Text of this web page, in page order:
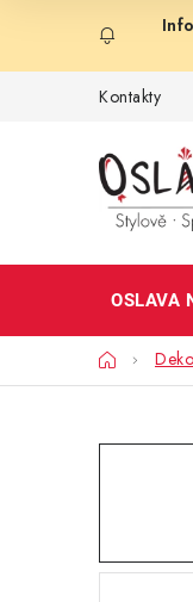
obsah
Kontakty
OSLAVA
Domů